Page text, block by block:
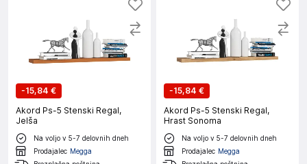
-15,84 €
Akord Ps-5 Stenski Regal,
Jelša
Na voljo v 5-7 delovnih dneh
Prodajalec Megga
-15,84 €
Akord Ps-5 Stenski Regal,
Hrast Sonoma
Na voljo v 5-7 delovnih dneh
Prodajalec Megga